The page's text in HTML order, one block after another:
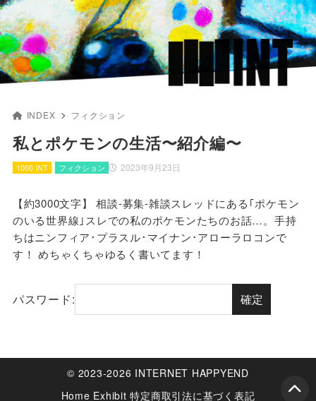
INDEX フィクション
私とポケモンの生活〜紹介編〜
1000 INT 2023年9月23日
フィクション
【約3000文字】 相談-募集-雑談スレッドにある｢ポケモン
のいる世界線｣スレでの私のポケモンたちのお話…。手持
ちはニンフィア･プラスル･マイナン･アローラロコンで
す！ めちゃくちゃゆるく書いてます！
パスワード:
© 2023-2026 INTERNET HAPPYEND
Home Exhibit 特定商取引法に基づく表記